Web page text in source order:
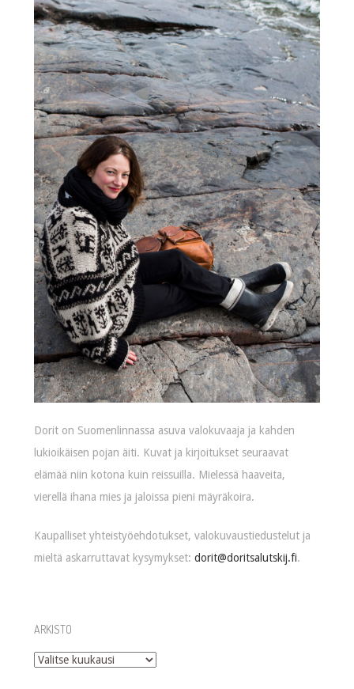
Dorit on Suomenlinnassa asuva valokuvaaja ja kahden
lukioikäisen pojan äiti. Kuvat ja kirjoitukset seuraavat
elämää niin kotona kuin reissuilla. Mielessä haaveita,
vierellä ihana mies ja jaloissa pieni mäyräkoira.
Kaupalliset yhteistyöehdotukset, valokuvaustiedustelut ja
mieltä askarruttavat kysymykset:dorit@doritsalutskij.fi.
ARKISTO
Arkisto